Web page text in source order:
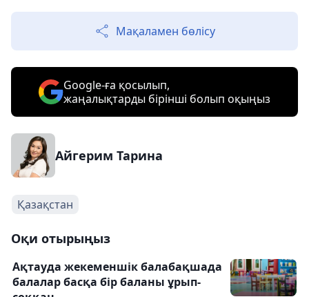
Мақаламен бөлісу
Google-ға қосылып,
жаңалықтарды бірінші болып оқыңыз
Айгерим Тарина
Қазақстан
Оқи отырыңыз
Ақтауда жекеменшік балабақшада
балалар басқа бір баланы ұрып-